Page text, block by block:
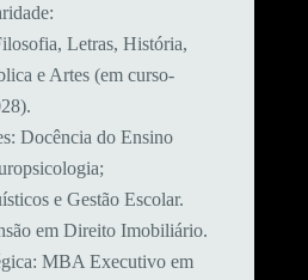
Letras, História,
e Artes (em curso-
Docência do Ensino
e Gestão Escolar.
em Direito Imobiliário.
MBA Executivo em